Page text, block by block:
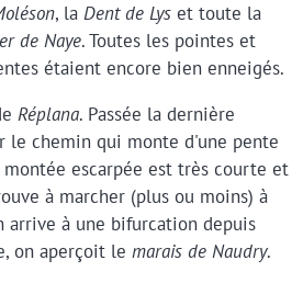
, la Dent de Lyset toute la
de Naye. Toutes les pointes et
étaient encore bien enneigés.
Réplana. Passée la dernière
le chemin qui monte d'une pente
escarpée est très courte et
à marcher (plus ou moins) à
arrive à une bifurcation depuis
on aperçoit le marais de Naudry.